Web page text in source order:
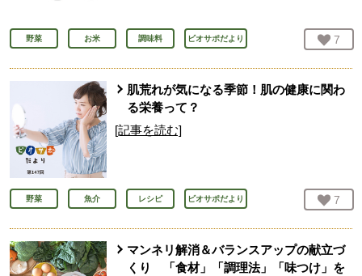
野菜 お米 調味料 ビオサポだより お気
7
肌荒れが気になる季節！肌の健康に関わ
る栄養って？
[記事を読む]
野菜 魚介 レシピ ビオサポだより お気
7
マンネリ解消＆バランスアップの献立づ
くり 「食材」「調理法」「味つけ」を